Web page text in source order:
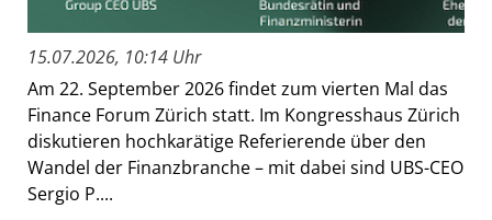
15.07.2026, 10:14 Uhr
Am 22. September 2026 findet zum vierten Mal das
Finance Forum Zürich statt. Im Kongresshaus Zürich
diskutieren hochkarätige Referierende über den
Wandel der Finanzbranche – mit dabei sind UBS-CEO
Sergio P....